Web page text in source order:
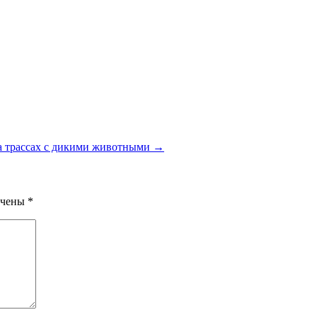
трассах с дикими животными →
*